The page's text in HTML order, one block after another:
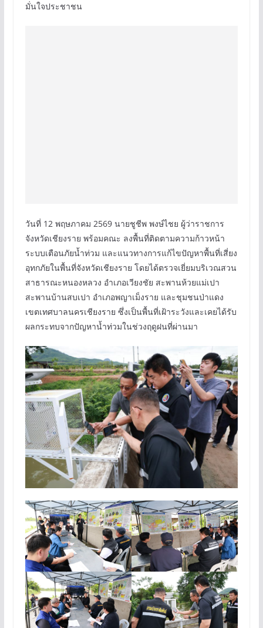
มั่นใจประชาชน
วันที่ 12 พฤษภาคม 2569 นายชูชีพ พงษ์ไชย ผู้ว่าราชการ
จังหวัดเชียงราย พร้อมคณะ ลงพื้นที่ติดตามความก้าวหน้า
ระบบเตือนภัยน้ำท่วม และแนวทางการแก้ไขปัญหาพื้นที่เสี่ยง
อุทกภัยในพื้นที่จังหวัดเชียงราย โดยได้ตรวจเยี่ยมบริเวณสวน
สาธารณะหนองหลวง อำเภอเวียงชัย สะพานห้วยแม่เปา
สะพานบ้านสบเปา อำเภอพญาเม็งราย และชุมชนป่าแดง
เขตเทศบาลนครเชียงราย ซึ่งเป็นพื้นที่เฝ้าระวังและเคยได้รับ
ผลกระทบจากปัญหาน้ำท่วมในช่วงฤดูฝนที่ผ่านมา